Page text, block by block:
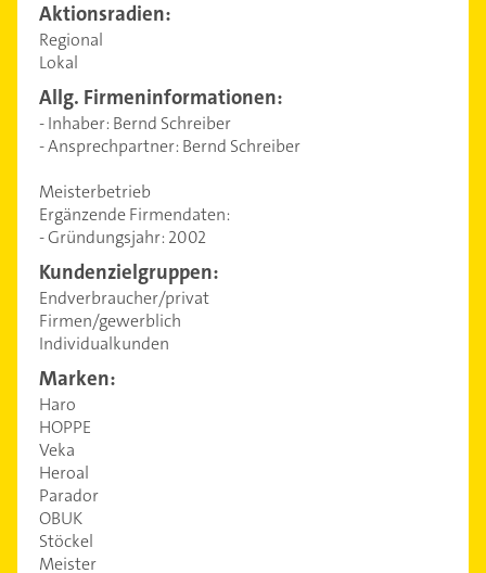
Aktionsradien:
Regional
Lokal
Allg. Firmeninformationen:
- Inhaber: Bernd Schreiber
- Ansprechpartner: Bernd Schreiber
Meisterbetrieb
Ergänzende Firmendaten:
- Gründungsjahr: 2002
Kundenzielgruppen:
Endverbraucher/privat
Firmen/gewerblich
Individualkunden
Marken:
Haro
HOPPE
Veka
Heroal
Parador
OBUK
Stöckel
Meister